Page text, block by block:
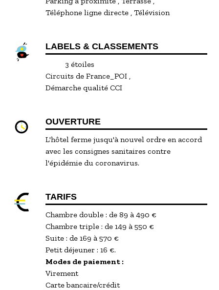
Téléphone ligne directe Télévision
LABELS & CLASSEMENTS
3 étoiles
Circuits de France_POI
Démarche qualité CCI
OUVERTURE
L'hôtel ferme jusqu'à nouvel ordre en accord
avec les consignes sanitaires contre
l'épidémie du coronavirus.
TARIFS
Chambre double : de 89 à 490 €
Chambre triple : de 149 à 550 €
Suite : de 169 à 570 €
Petit déjeuner : 16 €.
Modes de paiement :
Virement
Carte bancaire/crédit